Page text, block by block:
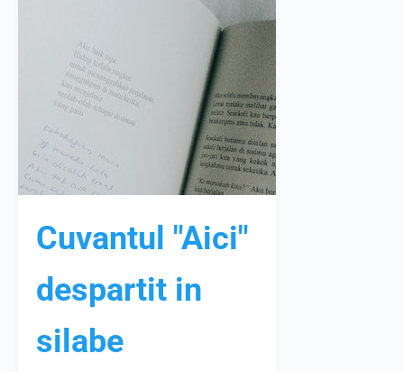
Cuvantul "Aici"
despartit in
silabe